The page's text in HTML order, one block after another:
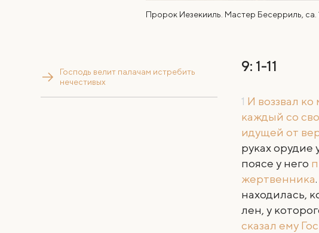
Пророк Иезекииль. Мастер Бесерриль,
Господь велит палачам истребить
нечестивых
9: 1-11
1 И воззвал ко
каждый со
идущей от
руках орудие
поясе у него
жертвенника.
находилась,
лен, у
сказал ему